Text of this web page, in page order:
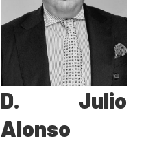
D. Julio
Alonso